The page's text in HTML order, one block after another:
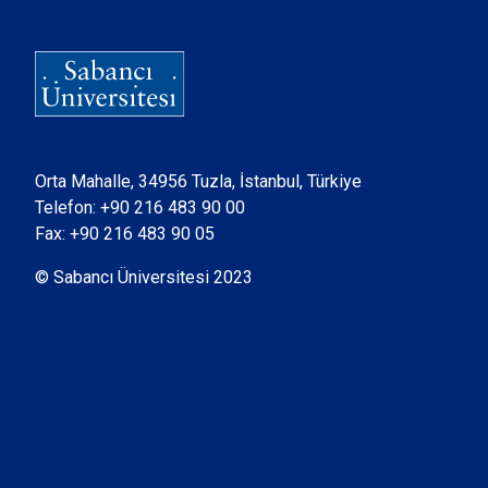
Orta Mahalle, 34956 Tuzla, İstanbul, Türkiye
Telefon: +90 216 483 90 00
Fax: +90 216 483 90 05
© Sabancı Üniversitesi 2023